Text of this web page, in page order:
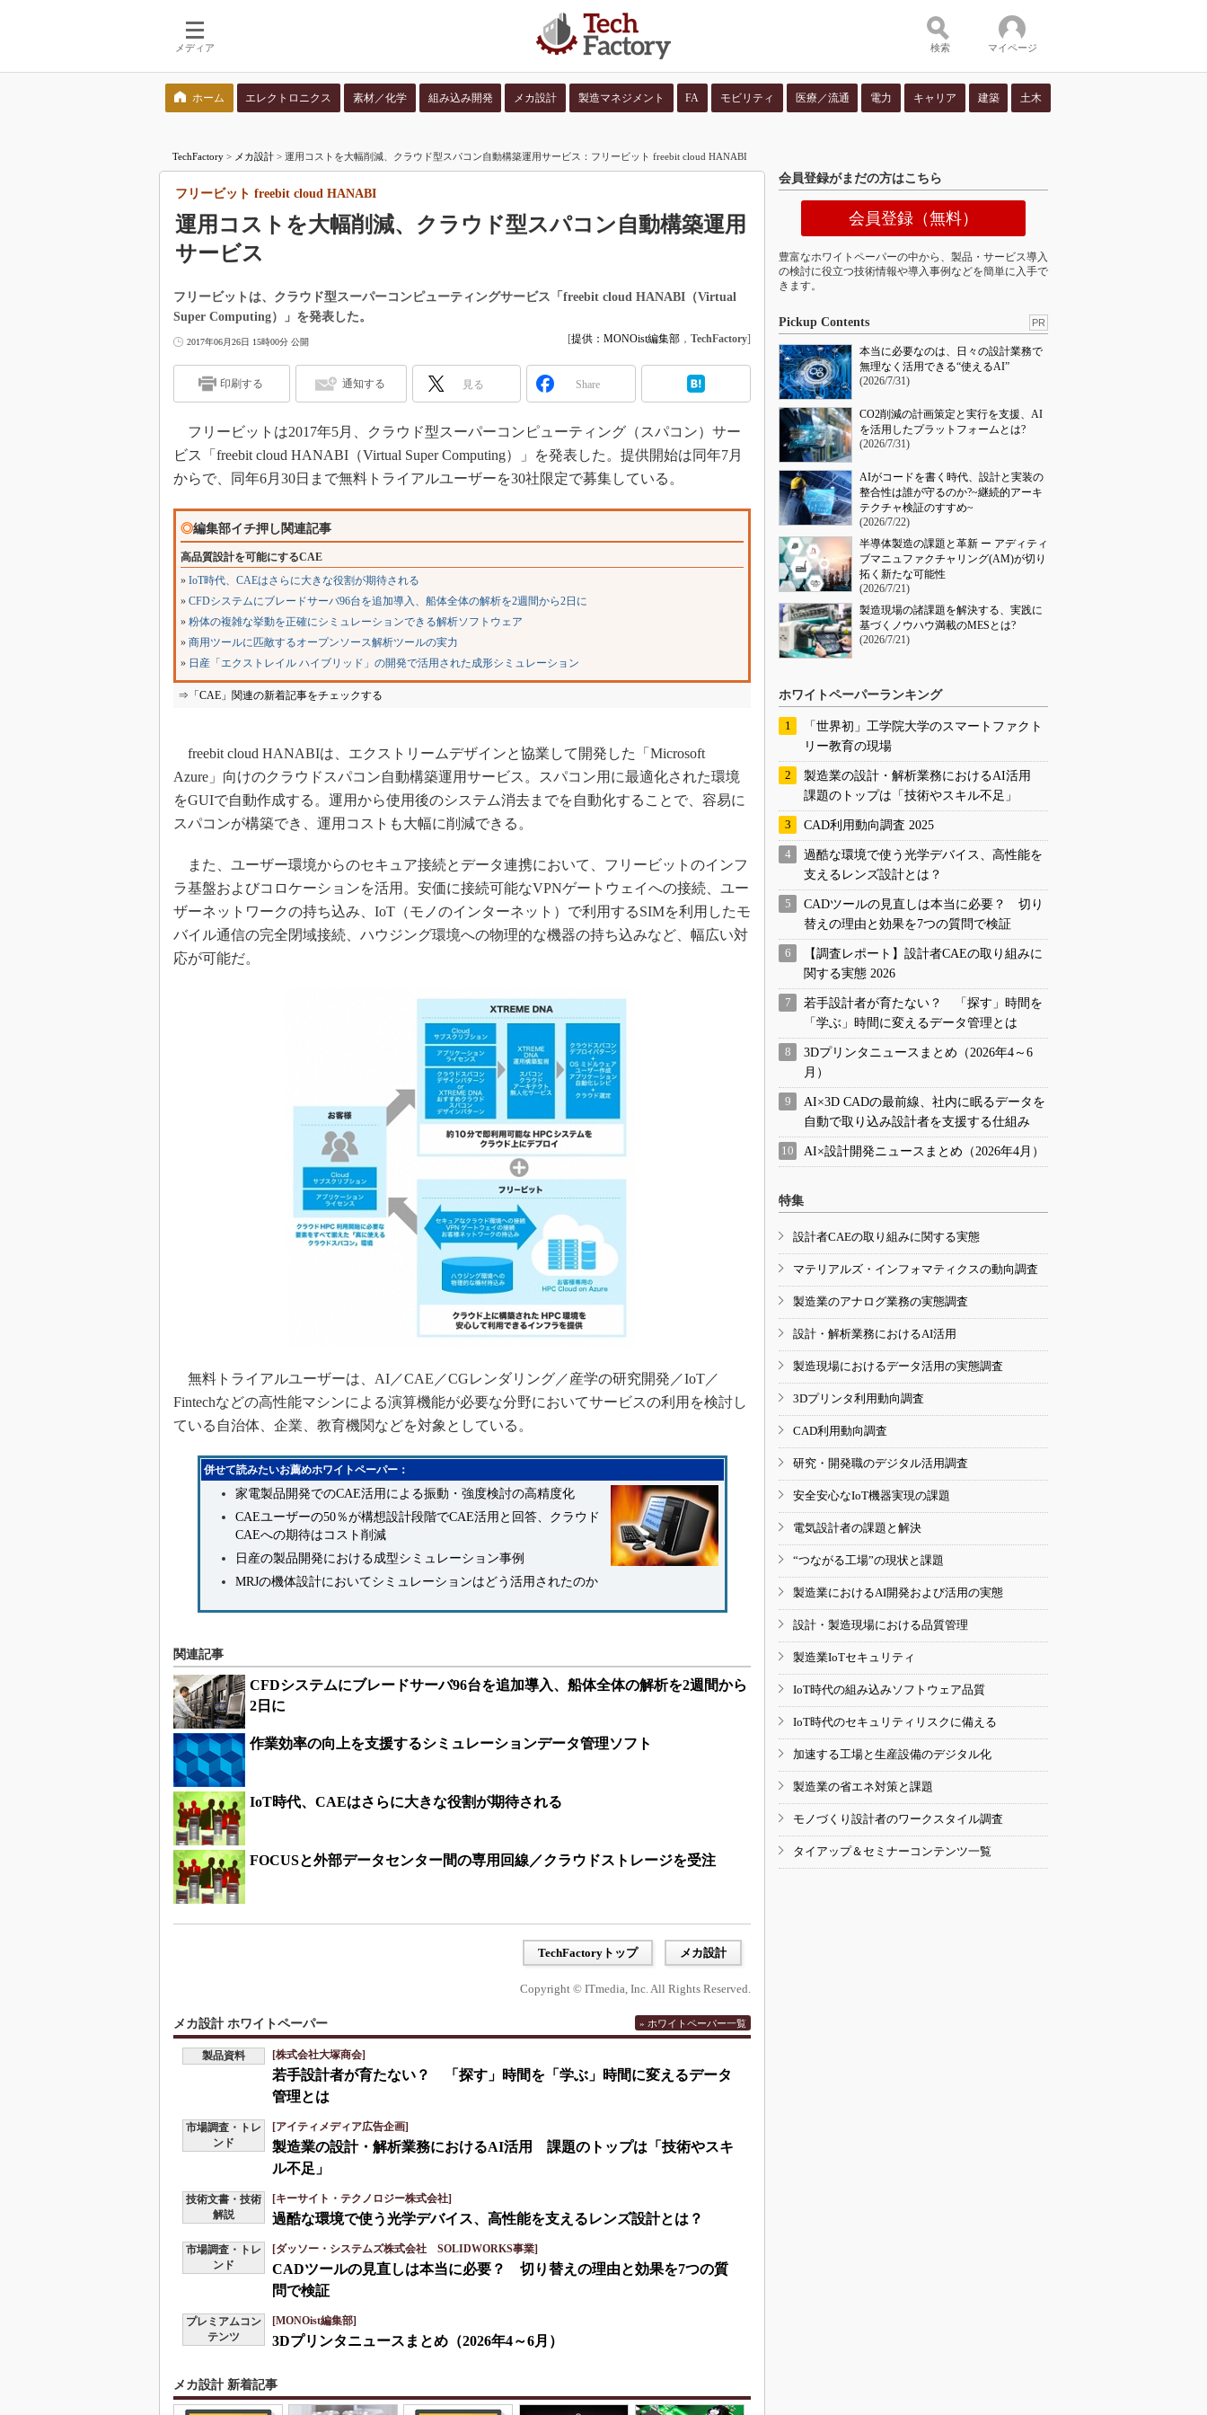
メディア 検索 マイページ
ホーム エレクトロニクス 素材／化学 組み込み開発 メカ設計 製造マネジメント FA モビリティ 医療／流通 電力 キャリア 建築 土木
TechFactory > メカ設計 > 運用コストを大幅削減、クラウド型スパコン自動構築運用サービス：フリービット freebit cloud HANABI
運用コストを大幅削減、クラウド型スパコン自動構築運用
サービス
フリービット freebit cloud HANABI
フリービットは、クラウド型スーパーコンピューティングサービス「freebit cloud HANABI（Virtual
Super Computing）」を発表した。
2017年06月26日 15時00分 公開 [提供：MONOist編集部 ， TechFactory]
印刷する 通知する 見る Share
フリービットは2017年5月、クラウド型スーパーコンピューティング（スパコン）サー
ビス「freebit cloud HANABI（Virtual Super Computing）」を発表した。提供開始は同年7月
からで、同年6月30日まで無料トライアルユーザーを30社限定で募集している。
◎編集部イチ押し関連記事
高品質設計を可能にするCAE
» IoT時代、CAEはさらに大きな役割が期待される
» CFDシステムにブレードサーバ96台を追加導入、船体全体の解析を2週間から2日に
» 粉体の複雑な挙動を正確にシミュレーションできる解析ソフトウェア
» 商用ツールに匹敵するオープンソース解析ツールの実力
» 日産「エクストレイル ハイブリッド」の開発で活用された成形シミュレーション
⇒「CAE」関連の新着記事をチェックする
freebit cloud HANABIは、エクストリームデザインと協業して開発した「Microsoft
Azure」向けのクラウドスパコン自動構築運用サービス。スパコン用に最適化された環境
をGUIで自動作成する。運用から使用後のシステム消去までを自動化することで、容易に
スパコンが構築でき、運用コストも大幅に削減できる。
また、ユーザー環境からのセキュア接続とデータ連携において、フリービットのインフ
ラ基盤およびコロケーションを活用。安価に接続可能なVPNゲートウェイへの接続、ユー
ザーネットワークの持ち込み、IoT（モノのインターネット）で利用するSIMを利用したモ
バイル通信の完全閉域接続、ハウジング環境への物理的な機器の持ち込みなど、幅広い対
応が可能だ。
無料トライアルユーザーは、AI／CAE／CGレンダリング／産学の研究開発／IoT／
Fintechなどの高性能マシンによる演算機能が必要な分野においてサービスの利用を検討し
ている自治体、企業、教育機関などを対象としている。
併せて読みたいお薦めホワイトペーパー：
家電製品開発でのCAE活用による振動・強度検討の高精度化
CAEユーザーの50％が構想設計段階でCAE活用と回答、クラウド
CAEへの期待はコスト削減
日産の製品開発における成型シミュレーション事例
MRJの機体設計においてシミュレーションはどう活用されたのか
関連記事
CFDシステムにブレードサーバ96台を追加導入、船体全体の解析を2週間から
2日に
作業効率の向上を支援するシミュレーションデータ管理ソフト
IoT時代、CAEはさらに大きな役割が期待される
FOCUSと外部データセンター間の専用回線／クラウドストレージを受注
TechFactoryトップ メカ設計
Copyright © ITmedia, Inc. All Rights Reserved.
メカ設計 ホワイトペーパー » ホワイトペーパー一覧
製品資料 [株式会社大塚商会]
若手設計者が育たない？ 「探す」時間を「学ぶ」時間に変えるデータ
管理とは
市場調査・トレ
ンド
[アイティメディア広告企画]
製造業の設計・解析業務におけるAI活用 課題のトップは「技術やスキ
ル不足」
技術文書・技術
解説
[キーサイト・テクノロジー株式会社]
過酷な環境で使う光学デバイス、高性能を支えるレンズ設計とは？
市場調査・トレ
ンド
[ダッソー・システムズ株式会社 SOLIDWORKS事業]
CADツールの見直しは本当に必要？ 切り替えの理由と効果を7つの質
問で検証
プレミアムコン
テンツ
[MONOist編集部]
3Dプリンタニュースまとめ（2026年4～6月）
メカ設計 新着記事
会員登録がまだの方はこちら
会員登録（無料）
豊富なホワイトペーパーの中から、製品・サービス導入
の検討に役立つ技術情報や導入事例などを簡単に入手で
きます。
Pickup Contents PR
本当に必要なのは、日々の設計業務で
無理なく活用できる“使えるAI”
(2026/7/31)
CO2削減の計画策定と実行を支援、AI
を活用したプラットフォームとは?
(2026/7/31)
AIがコードを書く時代、設計と実装の
整合性は誰が守るのか?~継続的アーキ
テクチャ検証のすすめ~
(2026/7/22)
半導体製造の課題と革新 ー アディティ
ブマニュファクチャリング(AM)が切り
拓く新たな可能性
(2026/7/21)
製造現場の諸課題を解決する、実践に
基づくノウハウ満載のMESとは?
(2026/7/21)
ホワイトペーパーランキング
「世界初」工学院大学のスマートファクト
リー教育の現場
製造業の設計・解析業務におけるAI活用
課題のトップは「技術やスキル不足」
CAD利用動向調査 2025
過酷な環境で使う光学デバイス、高性能を
支えるレンズ設計とは？
CADツールの見直しは本当に必要？ 切り
替えの理由と効果を7つの質問で検証
【調査レポート】設計者CAEの取り組みに
関する実態 2026
若手設計者が育たない？ 「探す」時間を
「学ぶ」時間に変えるデータ管理とは
3Dプリンタニュースまとめ（2026年4～6
月）
AI×3D CADの最前線、社内に眠るデータを
自動で取り込み設計者を支援する仕組み
AI×設計開発ニュースまとめ（2026年4月）
特集
設計者CAEの取り組みに関する実態
マテリアルズ・インフォマティクスの動向調査
製造業のアナログ業務の実態調査
設計・解析業務におけるAI活用
製造現場におけるデータ活用の実態調査
3Dプリンタ利用動向調査
CAD利用動向調査
研究・開発職のデジタル活用調査
安全安心なIoT機器実現の課題
電気設計者の課題と解決
“つながる工場”の現状と課題
製造業におけるAI開発および活用の実態
設計・製造現場における品質管理
製造業IoTセキュリティ
IoT時代の組み込みソフトウェア品質
IoT時代のセキュリティリスクに備える
加速する工場と生産設備のデジタル化
製造業の省エネ対策と課題
モノづくり設計者のワークスタイル調査
タイアップ＆セミナーコンテンツ一覧